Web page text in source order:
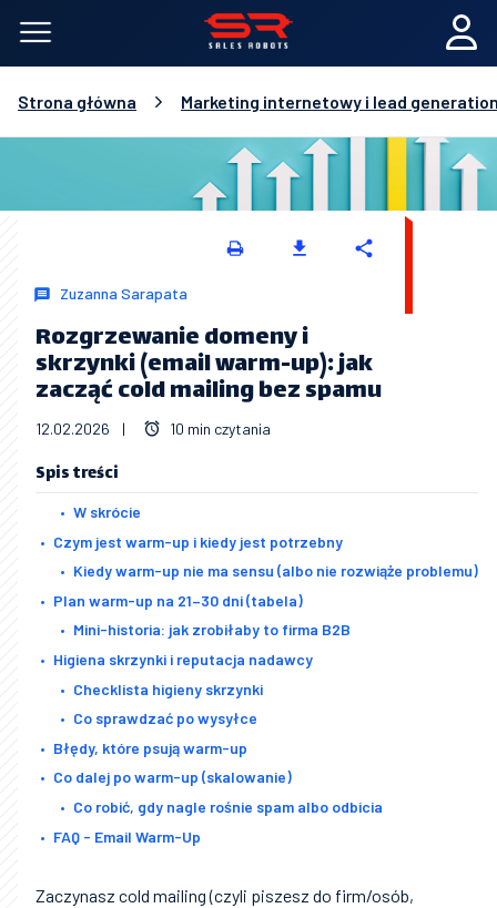
Strona główna Marketing internetowy i lead
Zuzanna Sarapata
Rozgrzewanie domeny i
skrzynki (email warm-up): jak
zacząć cold mailing bez spamu
12.02.2026 | 10 min czytania
Spis treści
W skrócie
Czym jest warm-up i kiedy jest potrzebny
Kiedy warm-up nie ma sensu (albo nie rozwiąże problemu)
Plan warm-up na 21–30 dni (tabela)
Mini-historia: jak zrobiłaby to firma B2B
Higiena skrzynki i reputacja nadawcy
Checklista higieny skrzynki
Co sprawdzać po wysyłce
Błędy, które psują warm-up
Co dalej po warm-up (skalowanie)
Co robić, gdy nagle rośnie spam albo odbicia
FAQ - Email Warm-Up
Zaczynasz cold mailing (czyli piszesz do firm/osób,